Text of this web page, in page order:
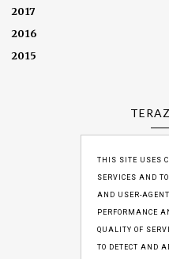
2017
2016
2015
THIS SITE USES
SERVICES AND
AND USER-
PERFORMANCE
QUALITY OF
TO DETECT AND